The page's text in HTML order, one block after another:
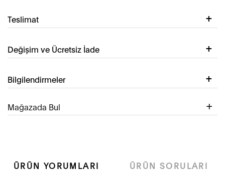
Teslimat
Değişim ve Ücretsiz İade
Bilgilendirmeler
Mağazada Bul
ÜRÜN YORUMLARI ÜRÜN SORULARI